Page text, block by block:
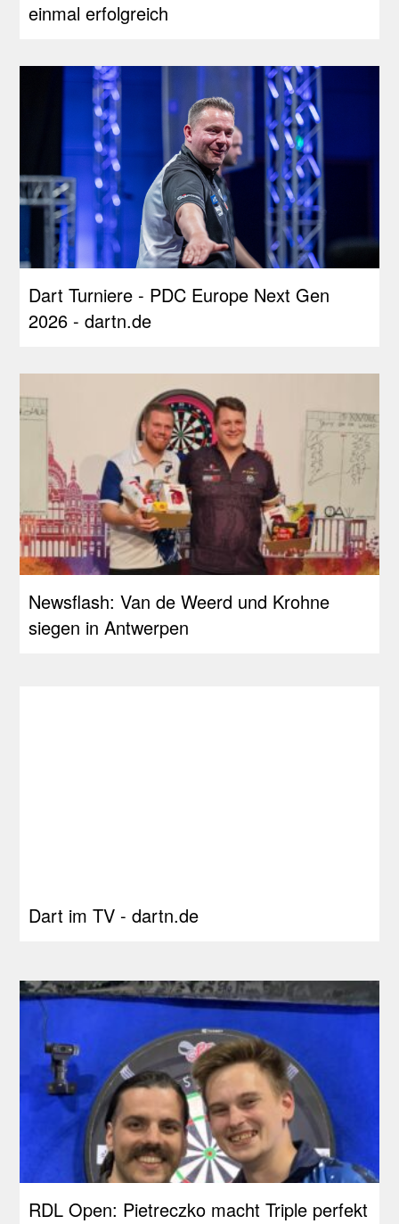
einmal erfolgreich
Dart Turniere - PDC Europe Next Gen
2026 - dartn.de
Newsflash: Van de Weerd und Krohne
siegen in Antwerpen
Dart im TV - dartn.de
RDL Open: Pietreczko macht Triple perfekt